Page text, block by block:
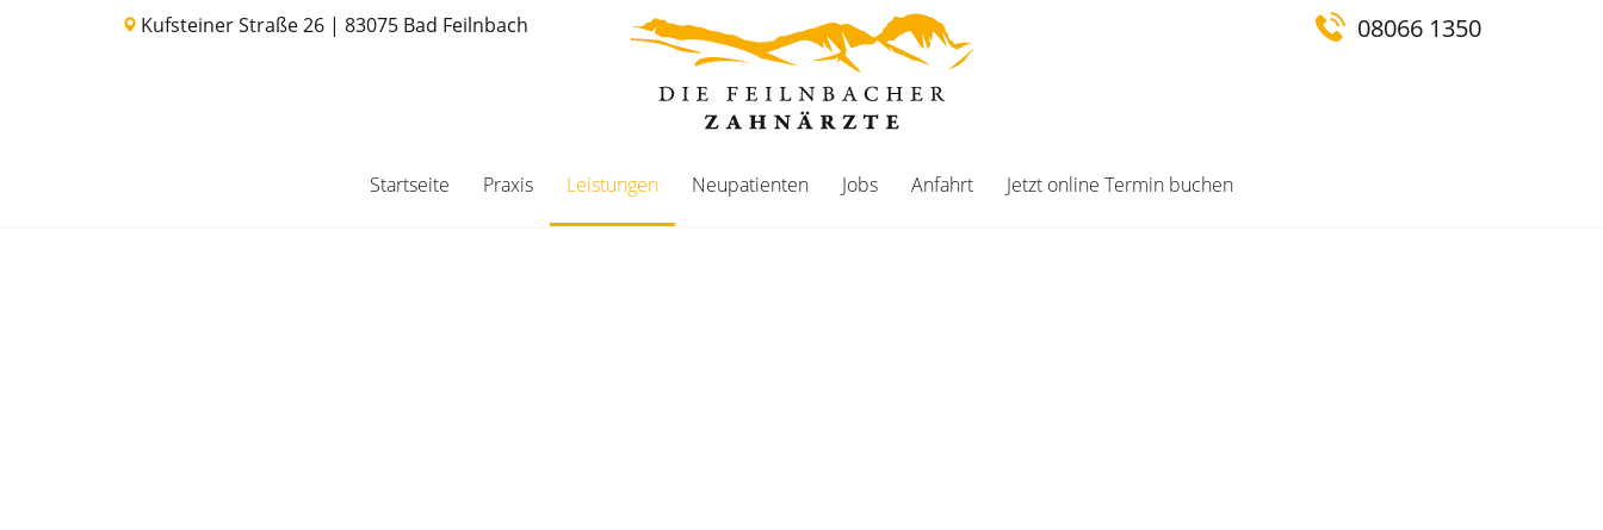
Kufsteiner Straße 26 | 83075 Bad Feilnbach 08066 1350
Startseite Praxis Leistungen Neupatienten Jobs Anfahrt Jetzt online Termin buchen